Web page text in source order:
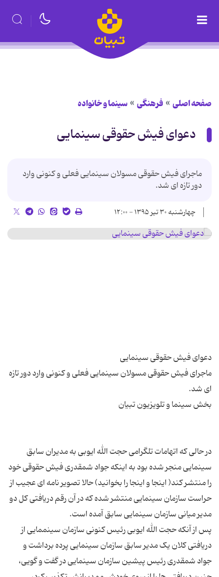
صفحه اصلی فرهنگی سینما و خانواده
دعوای فیش حقوقی سینمایی
ماجرای فیش حقوقی مسولان سینمایی فعلی و کنونی وارد
دور تازه ای شد.
چهارشنبه ۳۰ تیر ۱۳۹۵ - ۱۲:۰۰
ماجرای فیش حقوقی مسولان سینمایی فعلی و کنونی وارد دور تازه
در حالی که اتهامات تلگرامی حجت الله ایوبی به مدیران سابق
سینمایی منجر شده بود به اینکه جواد شمقدری فیش حقوقی خود
را منتشر کند( اینجا و اینجا را بخوانید) حالا تصویر نامه ای عجیب از
حراست سازمان سینمایی منتشر شده که در آن رقم دریافتی کل دو
پس از آنکه حجت الله ایوبی رئیس کنونی سازمان سینممایی از
دریافتی کلان یک مدیر سابق سازمان سینمایی پرده برداشت و
جواد شمقدری رئیس پیشین سازمان سینمایی در گفت و گویی،